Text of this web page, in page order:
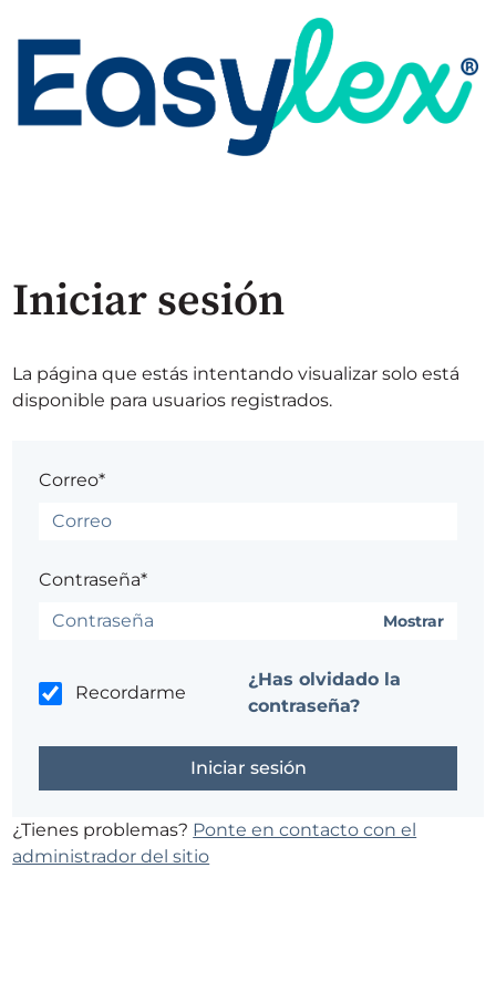
Iniciar sesión
La página que estás intentando visualizar solo está
disponible para usuarios registrados.
Correo*
Contraseña*
Mostrar
Recordarme
¿Has olvidado la
contraseña?
¿Tienes problemas? Ponte en contacto con el
administrador del sitio